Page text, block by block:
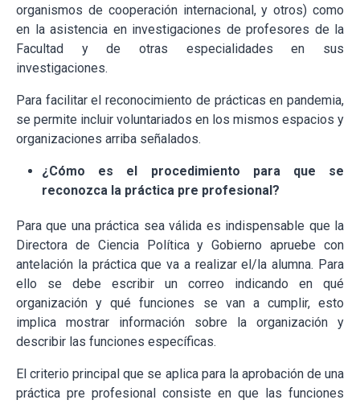
organismos de cooperación internacional, y otros) como
en la asistencia en investigaciones de profesores de la
Facultad y de otras especialidades en sus
investigaciones.
Para facilitar el reconocimiento de prácticas en pandemia,
se permite incluir voluntariados en los mismos espacios y
organizaciones arriba señalados.
¿Cómo es el procedimiento para que se
reconozca la práctica pre profesional?
Para que una práctica sea válida es indispensable que la
Directora de Ciencia Política y Gobierno apruebe con
antelación la práctica que va a realizar el/la alumna. Para
ello se debe escribir un correo indicando en qué
organización y qué funciones se van a cumplir, esto
implica mostrar información sobre la organización y
describir las funciones específicas.
El criterio principal que se aplica para la aprobación de una
práctica pre profesional consiste en que las funciones